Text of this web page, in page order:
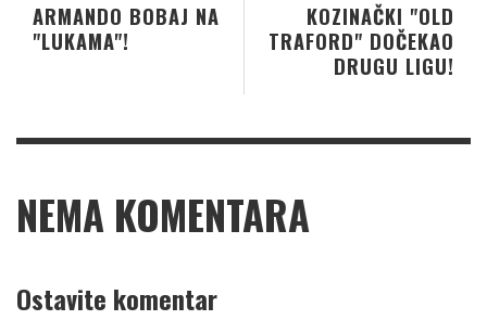
KOZINAČKI "OLD
TRAFORD" DOČEKAO
DRUGU LIGU!
ARMANDO BOBAJ NA
"LUKAMA"!
NEMA KOMENTARA
Ostavite komentar